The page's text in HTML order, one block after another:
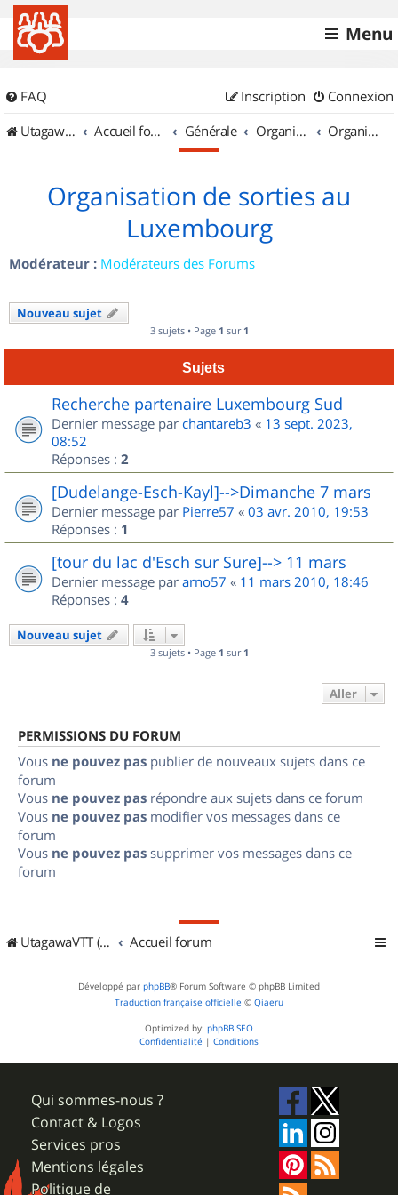
Menu
FAQ Connexion
Inscription
UtagawaVTT (Randos VTT et VTTAE avec traces GPS)
Accueil forum Générale Organisation de sorties & Recherche de partenaires Organisation de sorties au Luxembourg
Organisation de sorties au
Luxembourg
Modérateur : Modérateurs des Forums
Nouveau sujet
3 sujets • Page 1 sur 1
Sujets
Recherche partenaire Luxembourg Sud
Dernier message par chantareb3 « 13 sept. 2023,
08:52
Réponses : 2
[Dudelange-Esch-Kayl]-->Dimanche 7 mars
Dernier message par Pierre57 « 03 avr. 2010, 19:53
Réponses : 1
[tour du lac d'Esch sur Sure]--> 11 mars
Dernier message par arno57 « 11 mars 2010, 18:46
Réponses : 4
Nouveau sujet
3 sujets • Page 1 sur 1
Aller
PERMISSIONS DU FORUM
Vous ne pouvez pas publier de nouveaux sujets dans ce
forum
Vous ne pouvez pas répondre aux sujets dans ce forum
Vous ne pouvez pas modifier vos messages dans ce
forum
Vous ne pouvez pas supprimer vos messages dans ce
forum
UtagawaVTT (Randos VTT et VTTAE avec traces GPS) Accueil forum
Développé par phpBB® Forum Software © phpBB Limited
Traduction française officielle © Qiaeru
Optimized by: phpBB SEO
Confidentialité | Conditions
Qui sommes-nous ?
Contact & Logos
Services pros
Mentions légales
Politique de